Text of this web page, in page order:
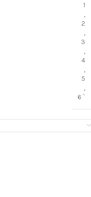
1
,
2
,
3
,
4
,
5
,
6 `